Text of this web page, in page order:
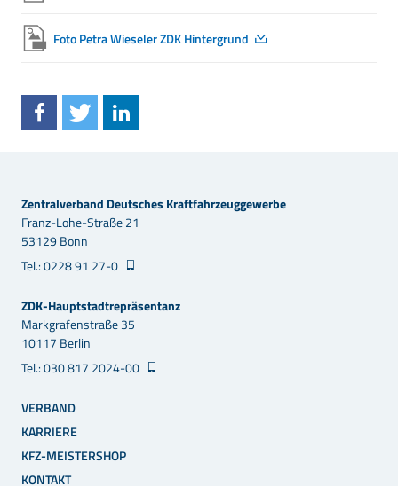
Foto Petra Wieseler ZDK Hintergrund
Zentralverband Deutsches Kraftfahrzeuggewerbe
Franz-Lohe-Straße 21
53129 Bonn
Tel.: 0228 91 27-0
ZDK-Hauptstadtrepräsentanz
Markgrafenstraße 35
10117 Berlin
Tel.: 030 817 2024-00
VERBAND
KARRIERE
KFZ-MEISTERSHOP
KONTAKT